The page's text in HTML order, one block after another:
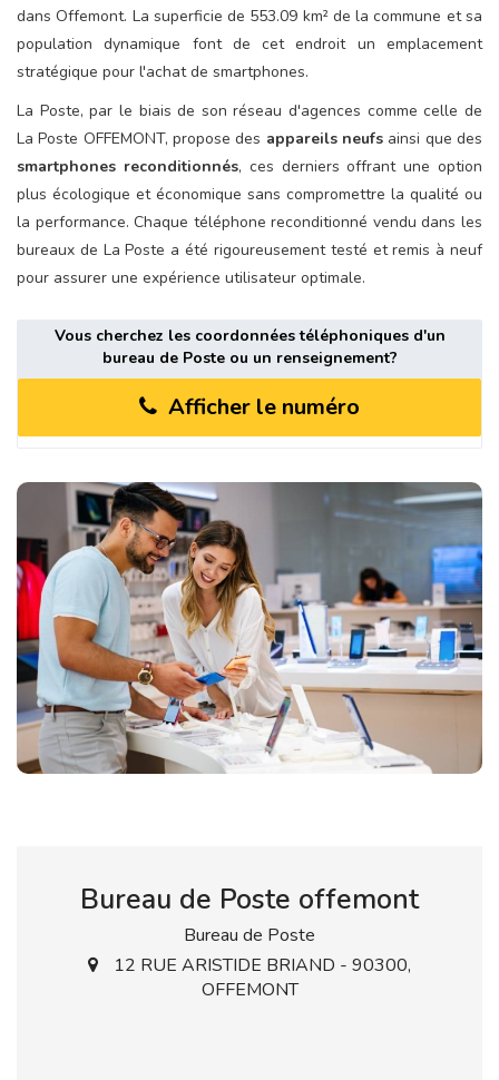
dans Offemont. La superficie de 553.09 km² de la commune et sa
population dynamique font de cet endroit un emplacement
stratégique pour l'achat de smartphones.
La Poste, par le biais de son réseau d'agences comme celle de
La Poste OFFEMONT, propose des appareils neufs ainsi que des
smartphones reconditionnés, ces derniers offrant une option
plus écologique et économique sans compromettre la qualité ou
la performance. Chaque téléphone reconditionné vendu dans les
bureaux de La Poste a été rigoureusement testé et remis à neuf
pour assurer une expérience utilisateur optimale.
Vous cherchez les coordonnées téléphoniques d'un
bureau de Poste ou un renseignement?
Afficher le numéro
Bureau de Poste offemont
Bureau de Poste
12 RUE ARISTIDE BRIAND - 90300,
OFFEMONT